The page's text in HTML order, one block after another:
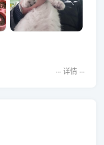
详情